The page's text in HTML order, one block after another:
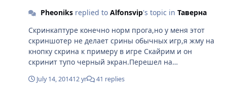
Pheoniksreplied to Alfonsvip's topic in Таверна
Скринкаптуре конечно норм прога,но у меня этот
скриншотер не делает срины обычных игр,я жму на
кнопку скрина к примеру в игре Скайрим и он
скринит тупо черный экран.Перешел на
July 14, 201412 yr 41 replies